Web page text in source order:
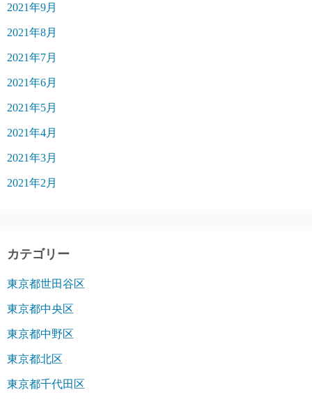
2021年9月
2021年8月
2021年7月
2021年6月
2021年5月
2021年4月
2021年3月
2021年2月
カテゴリー
東京都世田谷区
東京都中央区
東京都中野区
東京都北区
東京都千代田区